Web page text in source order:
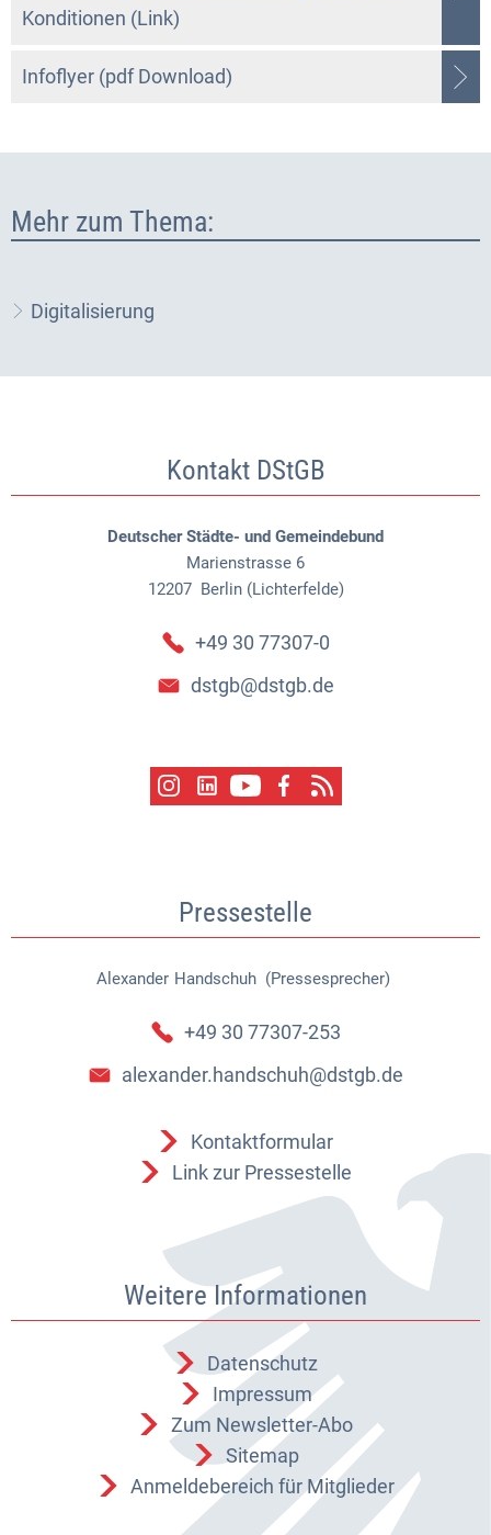
Konditionen (Link)
Infoflyer (pdf Download)
Mehr zum Thema:
Digitalisierung
Kontakt DStGB
Deutscher Städte- und Gemeindebund
Marienstrasse 6
12207 Berlin (Lichterfelde)
+49 30 77307-0
dstgb@dstgb.de
Pressestelle
Alexander Handschuh (Pressesprecher)
Alexander Handschuh
+49 30 77307-253
alexander.handschuh@dstgb.de
Kontaktformular
Link zur Pressestelle
Weitere Informationen
Datenschutz
Impressum
Zum Newsletter-Abo
Sitemap
Anmeldebereich für Mitglieder